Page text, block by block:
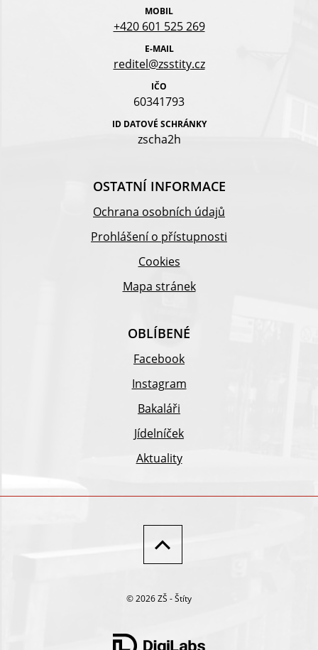
MOBIL
+420 601 525 269
E-MAIL
reditel@zsstity.cz
IČO
60341793
ID DATOVÉ SCHRÁNKY
zscha2h
OSTATNÍ INFORMACE
Ochrana osobních údajů
Prohlášení o přístupnosti
Cookies
Mapa stránek
OBLÍBENÉ
Facebook
Instagram
Bakaláři
Jídelníček
Aktuality
© 2026 ZŠ - Štíty